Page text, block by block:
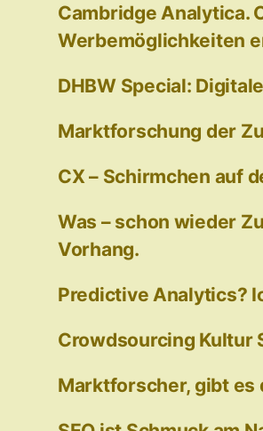
Cambridge Analytica.
Werbemöglichkeiten
DHBW Special:
Marktforschung der
CX – Schirmchen auf
Was – schon wieder
Vorhang.
Predictive Analytics?
Crowdsourcing Kultur
Marktforscher, gibt es